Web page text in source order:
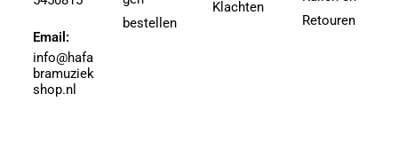
Ahronheim, Albert
Airto Moreira Ramon Zenker
Aitken
Aitken, Robert
4,5
4,5 (3e divisie)
4.5
Email:
info@hafa
bramuziek
shop.nl
bestellen
Klachten
Retouren